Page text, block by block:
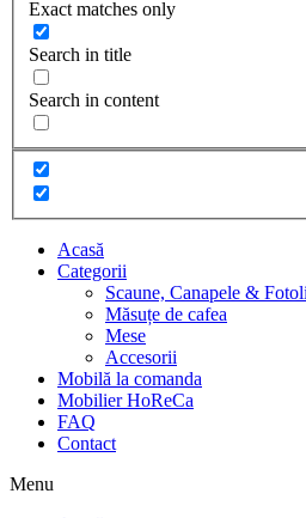
Exact matches only
Search in title
Search in content
Acasă
Categorii
Scaune, Canapele &
Măsuțe de cafea
Mese
Accesorii
Mobilă la comanda
Mobilier HoReCa
FAQ
Contact
Menu